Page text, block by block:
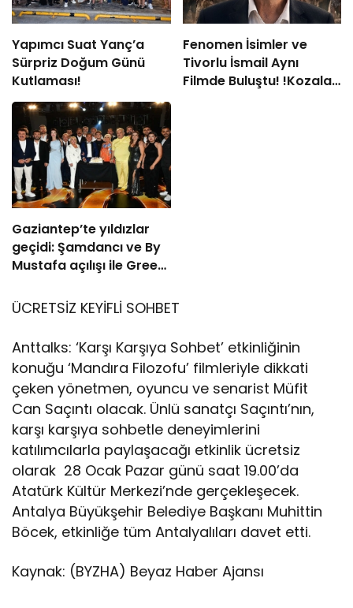
Yapımcı Suat Yanç’a
Sürpriz Doğum Günü
Kutlaması!
Fenomen İsimler ve
Tivorlu İsmail Aynı
Filmde Buluştu! !Kozalak
Gaziantep’te yıldızlar
geçidi: Şamdancı ve By
Mustafa açılışı ile Green
ÜCRETSİZ KEYİFLİ SOHBET
Anttalks: ‘Karşı Karşıya Sohbet’ etkinliğinin
konuğu ‘Mandıra Filozofu’ filmleriyle dikkati
çeken yönetmen, oyuncu ve senarist Müfit
Can Saçıntı olacak. Ünlü sanatçı Saçıntı’nın,
karşı karşıya sohbetle deneyimlerini
katılımcılarla paylaşacağı etkinlik ücretsiz
olarak 28 Ocak Pazar günü saat 19.00’da
Atatürk Kültür Merkezi’nde gerçekleşecek.
Antalya Büyükşehir Belediye Başkanı Muhittin
Böcek, etkinliğe tüm Antalyalıları davet etti.
Kaynak: (BYZHA) Beyaz Haber Ajansı